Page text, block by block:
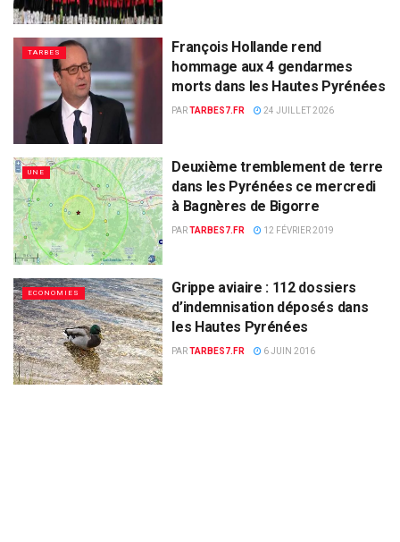
TARBES
François Hollande rend
hommage aux 4 gendarmes
morts dans les Hautes Pyrénées
PARTARBES7.FR 24 JUILLET 2026
UNE
Deuxième tremblement de terre
dans les Pyrénées ce mercredi
à Bagnères de Bigorre
PARTARBES7.FR 12 FÉVRIER 2019
ECONOMIES
Grippe aviaire : 112 dossiers
d’indemnisation déposés dans
les Hautes Pyrénées
PARTARBES7.FR 6 JUIN 2016